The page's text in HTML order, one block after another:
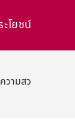
โยชน์
สวยงามและค